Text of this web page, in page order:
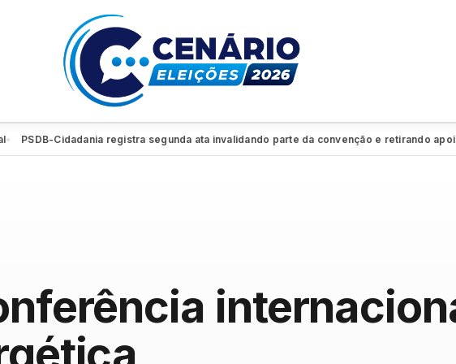
Cidadania registra segunda ata invalidando parte da convenção e retirando apoio a